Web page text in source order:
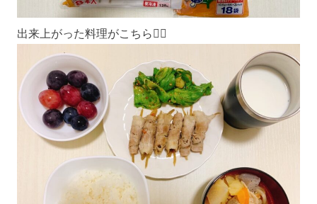
出来上がった料理がこちら💁‍♀️